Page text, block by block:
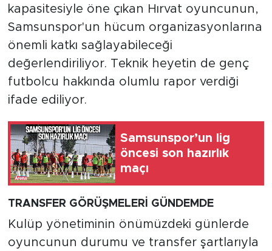
kapasitesiyle öne çıkan Hırvat oyuncunun,
Samsunspor'un hücum organizasyonlarına
önemli katkı sağlayabileceği
değerlendiriliyor. Teknik heyetin de genç
futbolcu hakkında olumlu rapor verdiği
ifade ediliyor.
Samsunspor’un lig
öncesi son hazırlık
maçı
TRANSFER GÖRÜŞMELERİ GÜNDEMDE
Kulüp yönetiminin önümüzdeki günlerde
oyuncunun durumu ve transfer şartlarıyla